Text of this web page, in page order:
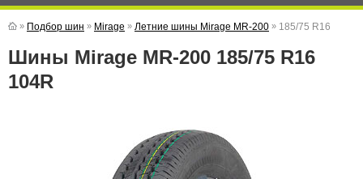
» Подбор шин » Mirage » Летние шины Mirage MR-200 » 185/75 R16
Шины Mirage MR-200 185/75 R16
104R